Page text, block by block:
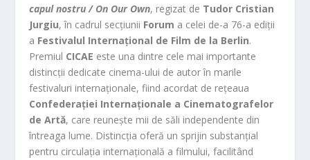
capul nostru / On Our Own, regizat de Tudor Cristian
Jurgiu, în cadrul secțiunii Forum a celei de-a 76-a ediții
a Festivalul Internațional de Film de la Berlin.
Premiul CICAE este una dintre cele mai importante
distincții dedicate cinema-ului de autor în marile
festivaluri internaționale, fiind acordat de rețeaua
Confederației Internaționale a Cinematografelor
de Artă, care reunește mii de săli independente din
întreaga lume. Distincția oferă un sprijin substanțial
pentru circulația internațională a filmului, facilitând